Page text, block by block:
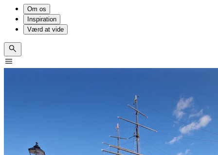
Om os
Inspiration
Værd at vide